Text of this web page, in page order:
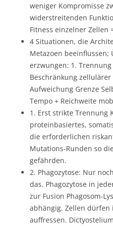
weniger Kompromisse
widerstreitenden
Fitness einzelner Zellen
4 Situationen, die
Metazoen beeinflussen;
erzwungen: 1.
Beschränkung zellulärer
Aufweichung Grenze
Tempo + Reichweite
1. Erst strikte Trennung
proteinbasiertes,
die erforderlichen
Mutations-Runden so
gefährden.
2. Phagozytose: Nur
das. Phagozytose in
zur Fusion Phagosom-
abhängig. Zellen
auffressen.